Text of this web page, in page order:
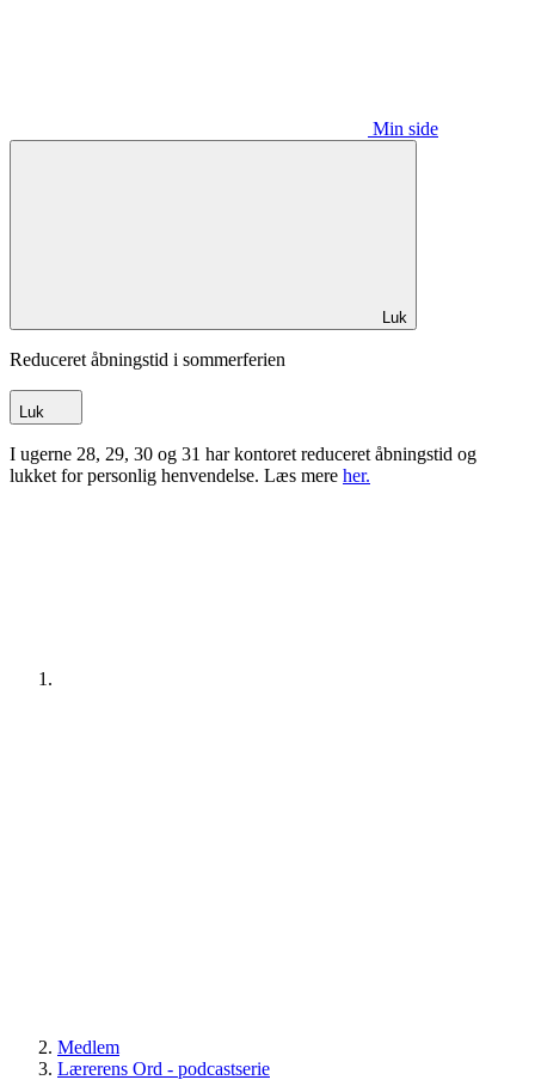
Min side
Luk
Reduceret åbningstid i sommerferien
Luk
I ugerne 28, 29, 30 og 31 har kontoret reduceret åbningstid og
lukket for personlig henvendelse. Læs mere her.
Medlem
Lærerens Ord - podcastserie